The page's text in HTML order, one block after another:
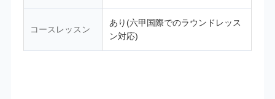
コースレッスン
あり(六甲国際でのラウンドレッス
ン対応)